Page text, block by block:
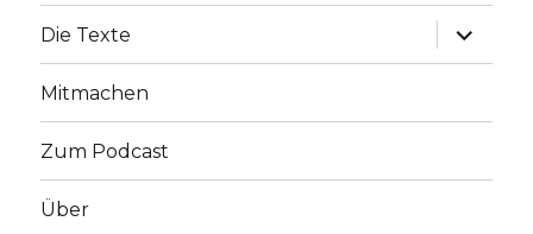
Die Texte
Mitmachen
Zum Podcast
Über